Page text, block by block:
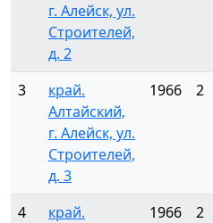
г. Алейск, ул.
Строителей,
д. 2
3
край.
Алтайский,
г. Алейск, ул.
Строителей,
д. 3
1966 2
4
край.
1966 2